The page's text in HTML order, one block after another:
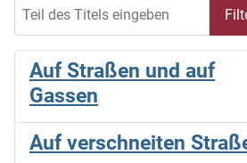
Auf Straßen und auf
Gassen
Auf verschneiten